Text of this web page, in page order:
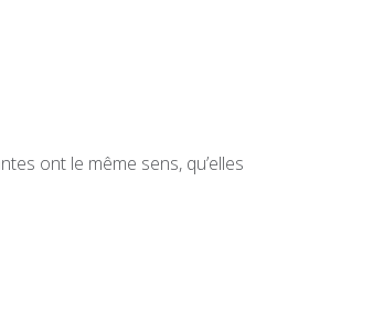
ont le même sens, qu’elles